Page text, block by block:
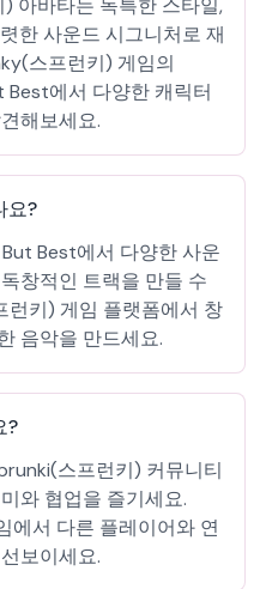
아바타는 독특한 스타일,
한 사운드 시그니처로 재
스프런키) 게임의
에서 다양한 캐릭터
해보세요.
요?
Best에서 다양한 사운
창적인 트랙을 만들 수
런키) 게임 플랫폼에서 창
음악을 만드세요.
?
스프런키) 커뮤니티
와 협업을 즐기세요.
에서 다른 플레이어와 연
보이세요.